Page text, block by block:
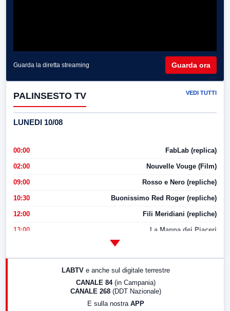
Guarda la diretta streaming Guarda ora
PALINSESTO TV VEDI TUTTI
LUNEDI 10/08
00:00 FabLab (replica)
02:00 Nouvelle Vouge (Film)
09:00 Rosso e Nero (repliche)
10:30 Buonissimo Red Roger (repliche)
12:00 Fili Meridiani (repliche)
13:00 La Mappa dei Piaceri
LABTV e anche sul digitale terrestre
CANALE 84 (in Campania)
CANALE 268 (DDT Nazionale)
E sulla nostra APP